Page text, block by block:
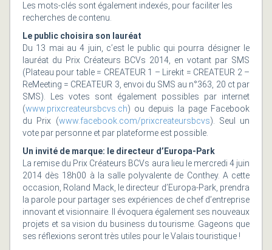
Les mots-clés sont également indexés, pour faciliter les
recherches de contenu.
Le public choisira son lauréat
Du 13 mai au 4 juin, c’est le public qui pourra désigner le
lauréat du Prix Créateurs BCVs 2014, en votant par SMS
(Plateau pour table = CREATEUR 1 – Lirekit = CREATEUR 2 –
ReMeeting = CREATEUR 3, envoi du SMS au n°363, 20 ct par
SMS). Les votes sont également possibles par internet
(www.prixcreateursbcvs.ch) ou depuis la page Facebook
du Prix (www.facebook.com/prixcreateursbcvs). Seul un
vote par personne et par plateforme est possible.
Un invité de marque: le directeur d’Europa-Park
La remise du Prix Créateurs BCVs aura lieu le mercredi 4 juin
2014 dès 18h00 à la salle polyvalente de Conthey. A cette
occasion, Roland Mack, le directeur d’Europa-Park, prendra
la parole pour partager ses expériences de chef d’entreprise
innovant et visionnaire. Il évoquera également ses nouveaux
projets et sa vision du business du tourisme. Gageons que
ses réflexions seront très utiles pour le Valais touristique !